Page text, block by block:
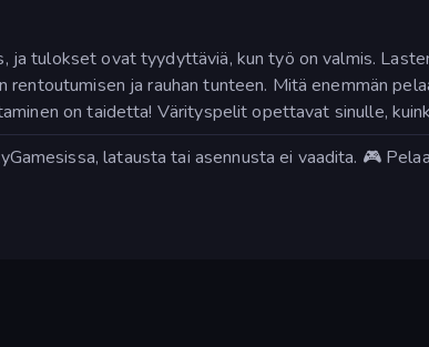
ja tulokset ovat tyydyttäviä, kun työ on valmis.
ja rauhan tunteen. Mitä enemmän
on taidetta! Värityspelit opettavat sinulle,
latausta tai asennusta ei vaadita. 🎮